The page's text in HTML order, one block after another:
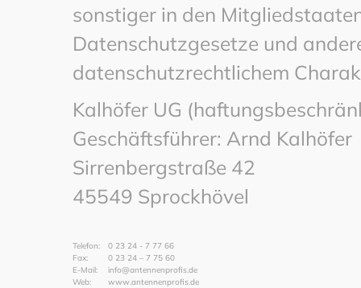
sonstiger in den
Datenschutzgesetze und
datenschutzrechtlichem
Kalhöfer UG
Geschäftsführer: Arnd Kalhöfer
Sirrenbergstraße 42
45549 Sprockhövel
Telefon:
Fax:
E-Mail:
Web:
0 23 24 - 7 77 66
0 23 24 – 7 75 60
info@antennenprofis.de
www.antennenprofis.de